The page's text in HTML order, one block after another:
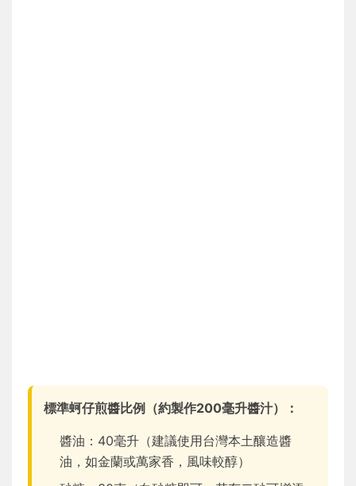
標準蚵仔煎醬比例（約製作200毫升醬汁）：
醬油：40毫升（建議使用台灣本土釀造醬
油，如金蘭或萬家香，風味較醇）